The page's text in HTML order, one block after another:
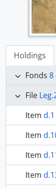
Holdings
Fonds 8
File
Item d.1 -
Item
Item
Item